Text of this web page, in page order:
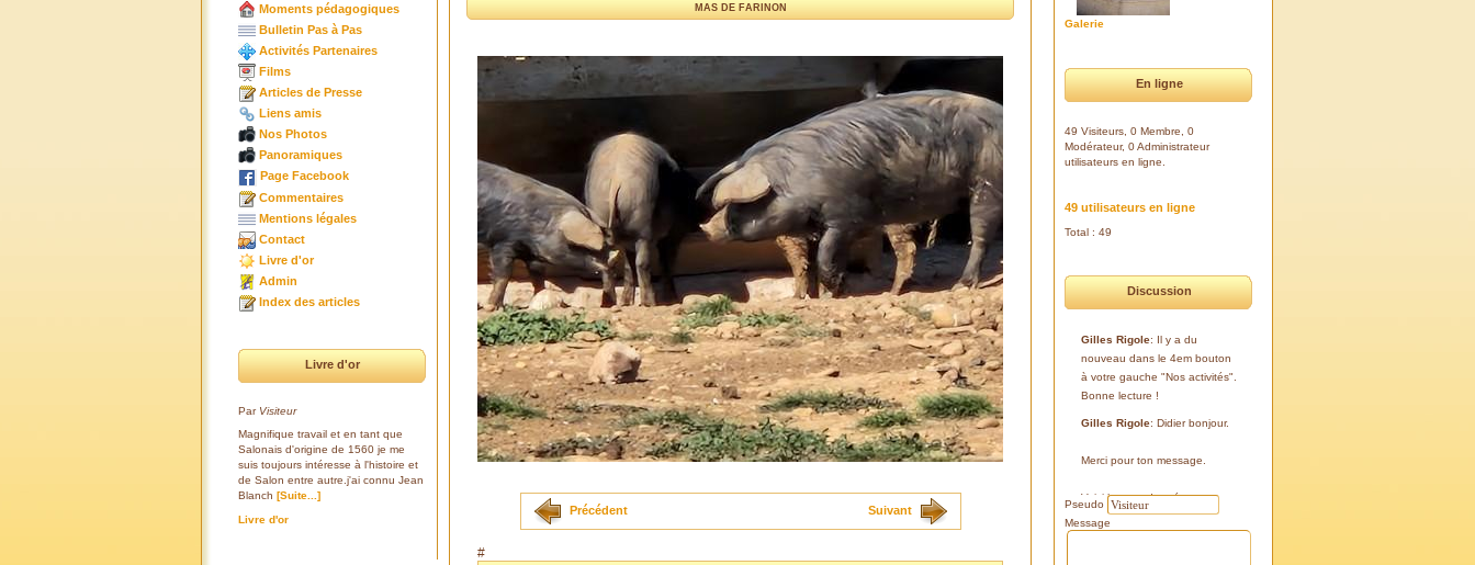
Moments pédagogiques
Bulletin Pas à Pas
Activités Partenaires
Films
Articles de Presse
Liens amis
Nos Photos
Panoramiques
Page Facebook
Commentaires
Mentions légales
Contact
Livre d'or
Admin
Index des articles
Livre d'or
Par Visiteur
Magnifique travail et en tant que
Salonais d'origine de 1560 je me
suis toujours intéresse à l'histoire et
de Salon entre autre.j'ai connu Jean
Blanch [Suite...]
Livre d'or
Galerie
En ligne
49 Visiteurs, 0 Membre, 0
Modérateur, 0 Administrateur
utilisateurs en ligne.
49 utilisateurs en ligne
Total : 49
Discussion
Gilles Rigole: Il y a du
nouveau dans le 4em bouton
à votre gauche "Nos activités".
Bonne lecture !
Gilles Rigole: Didier bonjour.
Merci pour ton message.
Voici les coordonnées:
43°38'48'' N
Pseudo
Message
MAS DE FARINON
Précédent Suivant
#